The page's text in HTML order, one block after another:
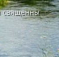
священны